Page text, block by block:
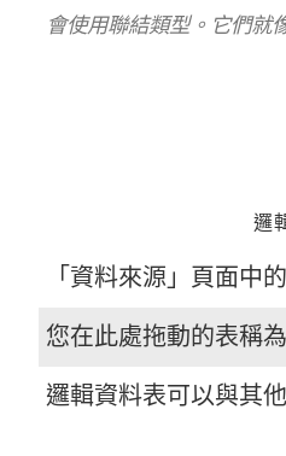
會使用聯結類型。它們就
邏
「資料來源」頁面中
您在此處拖動的表稱
邏輯資料表可以與其